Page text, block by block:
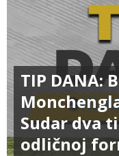
TIP DANA:
Sudar dva
odličnoj